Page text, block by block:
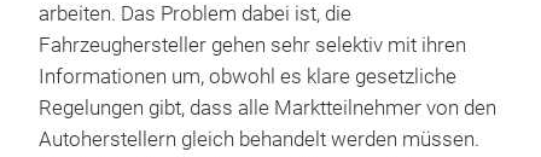
arbeiten. Das Problem dabei ist, die
Fahrzeughersteller gehen sehr selektiv mit ihren
Informationen um, obwohl es klare gesetzliche
Regelungen gibt, dass alle Marktteilnehmer von den
Autoherstellern gleich behandelt werden müssen.